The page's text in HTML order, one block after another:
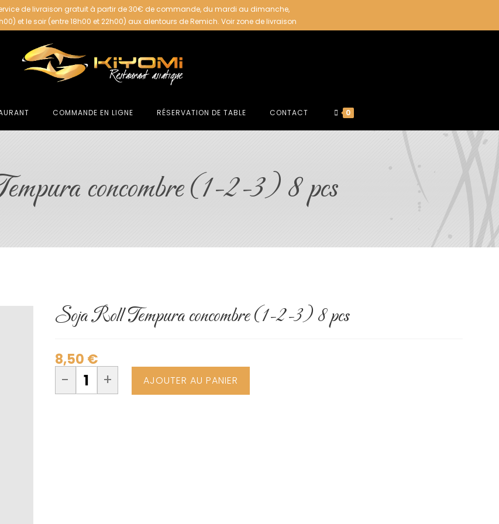
de livraison gratuit à partir de 30€ de commande, du mardi au dimanche,
et le soir (entre 18h00 et 22h00) aux alentours de Remich. Voir zone de livraison
COMMANDE EN LIGNE RÉSERVATION DE TABLE CONTACT 0
concombre (1-2-3) 8 pcs
Soja Roll Tempura concombre (1-2-3) 8 pcs
8,50 €
- + AJOUTER AU PANIER